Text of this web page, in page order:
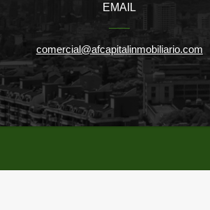
EMAIL
comercial@afcapitalinmobiliario.com